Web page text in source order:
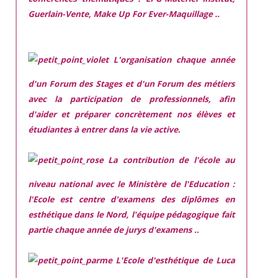
Guerlain-Vente, Make Up For Ever-Maquillage ..
L'organisation chaque année
d'un Forum des Stages et d'un Forum des métiers
avec la participation de professionnels, afin
d'aider et préparer concrètement nos élèves et
étudiantes à entrer dans la vie active.
La contribution de l'école au
niveau national avec le Ministère de l'Education :
l'Ecole est centre d'examens des diplômes en
esthétique dans le Nord, l'équipe pédagogique fait
partie chaque année de jurys d'examens ..
L'Ecole d'esthétique de Luca